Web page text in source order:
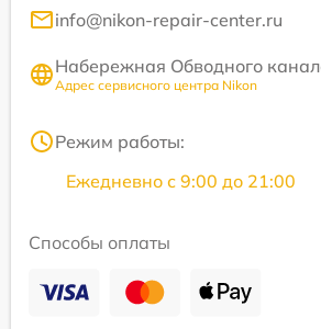
info@nikon-repair-center.ru
Набережная Обводного
Адрес сервисного центра Nikon
Режим работы:
Ежедневно с 9:00 до 21:00
Способы оплаты